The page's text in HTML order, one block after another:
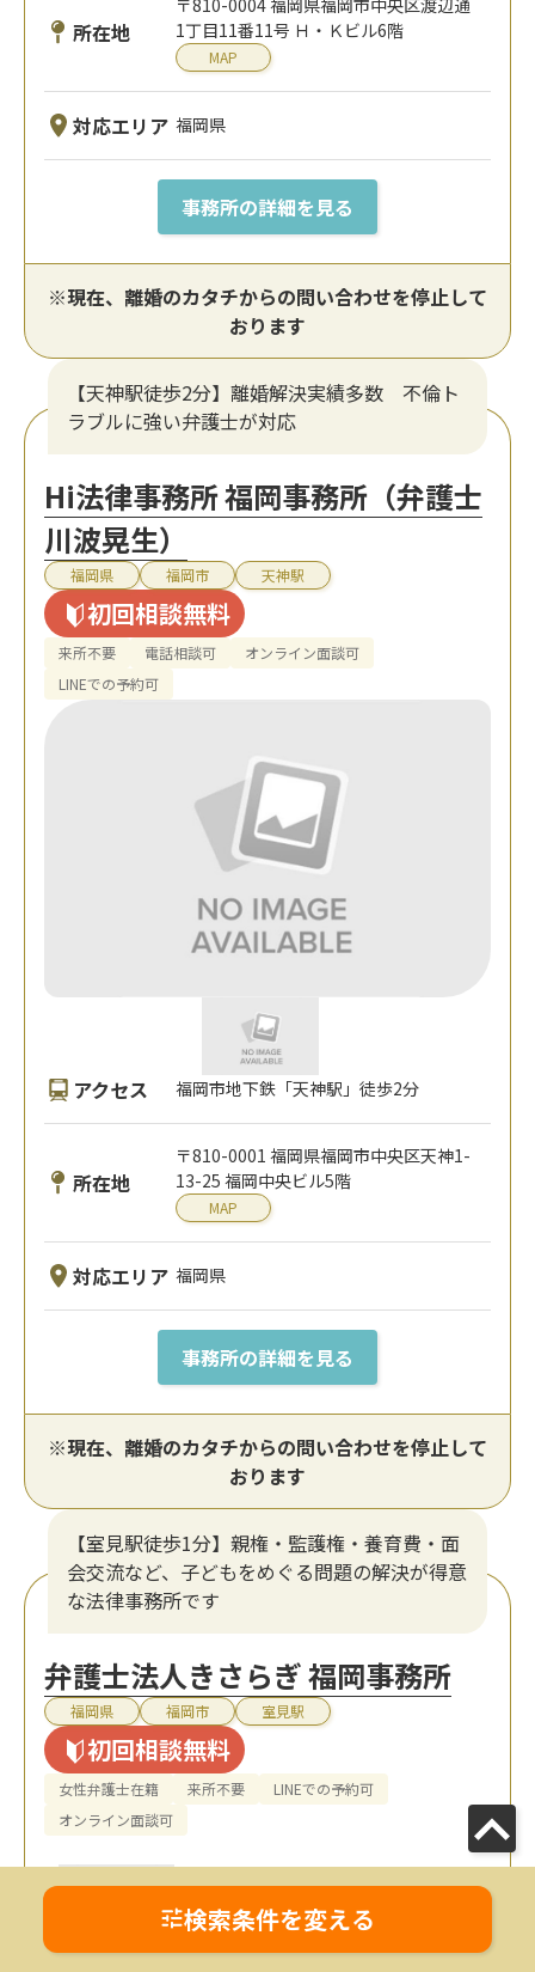
所在地
1丁目11番11号 Ｈ・Ｋビル6階
MAP
対応エリア 福岡県
事務所の詳細を見る
※現在、離婚のカタチからの問い合わせを停止して
おります
【天神駅徒歩2分】離婚解決実績多数 不倫ト
ラブルに強い弁護士が対応
Hi法律事務所 福岡事務所（弁護士
川波晃生）
福岡県 福岡市 天神駅
初回相談無料
来所不要 電話相談可
オンライン面談可
LINEでの予約可
アクセス 福岡市地下鉄「天神駅」徒歩2分
所在地
〒810-0001 福岡県福岡市中央区天神1-
13-25 福岡中央ビル5階
MAP
対応エリア 福岡県
事務所の詳細を見る
※現在、離婚のカタチからの問い合わせを停止して
おります
【室見駅徒歩1分】親権・監護権・養育費・面
会交流など、子どもをめぐる問題の解決が得意
な法律事務所です
弁護士法人きさらぎ 福岡事務所
福岡県 福岡市 室見駅
初回相談無料
女性弁護士在籍 来所不要
LINEでの予約可
オンライン面談可
検索条件を変える